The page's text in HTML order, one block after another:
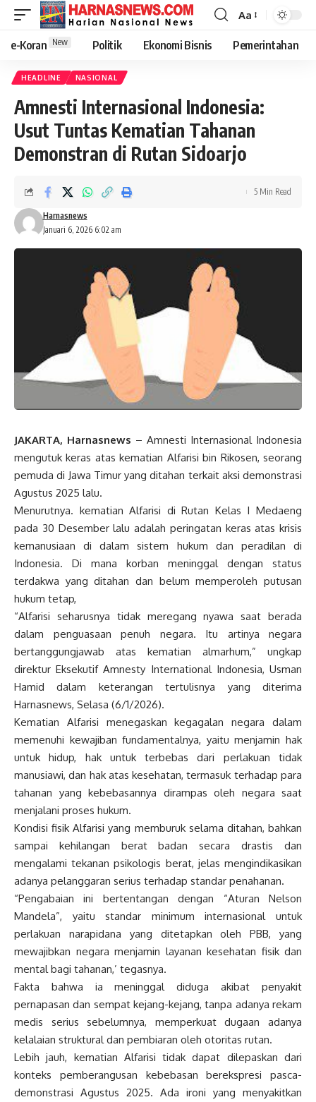
Aa
e-Koran New Politik Ekonomi Bisnis Pemerintahan
HEADLINE NASIONAL
Amnesti Internasional Indonesia:
Usut Tuntas Kematian Tahanan
Demonstran di Rutan Sidoarjo
Januari 6, 2026 6:02 am
Harnasnews
5 Min Read
JAKARTA, Harnasnews – Amnesti Internasional Indonesia
mengutuk keras atas kematian Alfarisi bin Rikosen, seorang
pemuda di Jawa Timur yang ditahan terkait aksi demonstrasi
Agustus 2025 lalu.
Menurutnya. kematian Alfarisi di Rutan Kelas I Medaeng
pada 30 Desember lalu adalah peringatan keras atas krisis
kemanusiaan di dalam sistem hukum dan peradilan di
Indonesia. Di mana korban meninggal dengan status
terdakwa yang ditahan dan belum memperoleh putusan
hukum tetap,
“Alfarisi seharusnya tidak meregang nyawa saat berada
dalam penguasaan penuh negara. Itu artinya negara
bertanggungjawab atas kematian almarhum,” ungkap
direktur Eksekutif Amnesty International Indonesia, Usman
Hamid dalam keterangan tertulisnya yang diterima
Harnasnews, Selasa (6/1/2026).
Kematian Alfarisi menegaskan kegagalan negara dalam
memenuhi kewajiban fundamentalnya, yaitu menjamin hak
untuk hidup, hak untuk terbebas dari perlakuan tidak
manusiawi, dan hak atas kesehatan, termasuk terhadap para
tahanan yang kebebasannya dirampas oleh negara saat
menjalani proses hukum.
Kondisi fisik Alfarisi yang memburuk selama ditahan, bahkan
sampai kehilangan berat badan secara drastis dan
mengalami tekanan psikologis berat, jelas mengindikasikan
adanya pelanggaran serius terhadap standar penahanan.
“Pengabaian ini bertentangan dengan “Aturan Nelson
Mandela”, yaitu standar minimum internasional untuk
perlakuan narapidana yang ditetapkan oleh PBB, yang
mewajibkan negara menjamin layanan kesehatan fisik dan
mental bagi tahanan,’ tegasnya.
Fakta bahwa ia meninggal diduga akibat penyakit
pernapasan dan sempat kejang-kejang, tanpa adanya rekam
medis serius sebelumnya, memperkuat dugaan adanya
kelalaian struktural dan pembiaran oleh otoritas rutan.
Lebih jauh, kematian Alfarisi tidak dapat dilepaskan dari
konteks pemberangusan kebebasan berekspresi pasca-
demonstrasi Agustus 2025. Ada ironi yang menyakitkan